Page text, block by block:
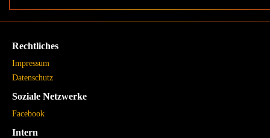
Rechtliches
Impressum
Datenschutz
Soziale Netzwerke
Facebook
Intern